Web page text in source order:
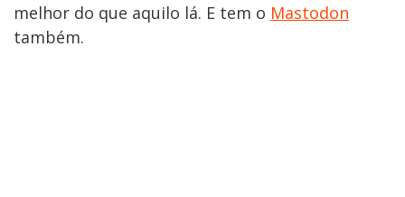
melhor do que aquilo lá. E tem o Mastodon
também.